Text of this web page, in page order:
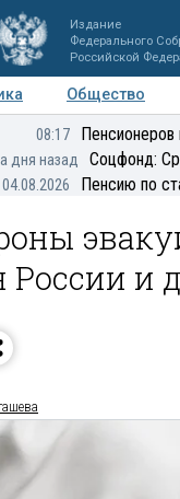
Издание
Федерального
Российской
Общество
Мнения
08:17
дня назад Соцфонд:
04.08.2026 Пенсию по
России и